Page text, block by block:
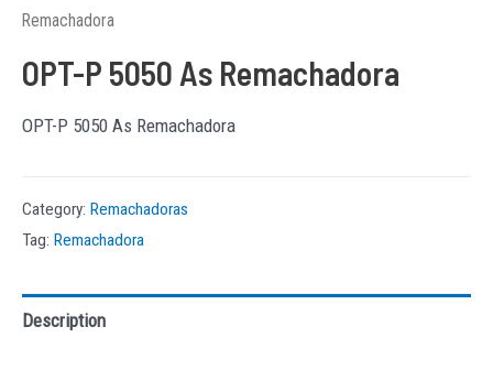
Remachadora
OPT-P 5050 As Remachadora
OPT-P 5050 As Remachadora
Category: Remachadoras
Tag: Remachadora
Description